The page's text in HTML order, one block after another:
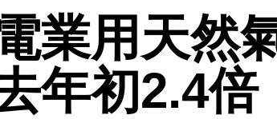
業用天然
年初2.4倍